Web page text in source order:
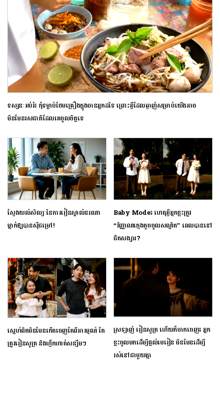
ទស្សនៈអប់រំ៖ កុំទម្លាប់ថែមគ្រឿងក្នុងចានអ្នកដទៃ ព្រោះអ្វីដែលឆ្ងាញ់សម្រាប់យើងអាច
មិនមែនរសជាតិដែលគេចូលចិត្តទេ
ស្វែងយល់សិល្បៈនៃការរៀនស្គាល់នរណា
ម្នាក់ឱ្យបានស៊ីជម្រៅ!
Baby Mode៖ ហេតុអ្វីអ្នកខ្លះត្រូវ
“វិញ្ញាណក្មេងតូចចូលសណ្ឋិត” ពេលបាននៅ
ជិតសង្សារ?
ស្នេហ៍ពិតមិនមែនកើតចេញតែពីអារម្មណ៍ តែ
ត្រូវរៀនសូត្រ និងហ្វឹកហាត់សន្សឹមៗ
ស្រឡាញ់ រៀនសូត្រ ហើយក៏ចាកចេញ៖ អ្នក
ខ្លះចូលមកដើម្បីផ្ដល់មេរៀន មិនមែនដើម្បី
រស់នៅជាមួយគ្នា